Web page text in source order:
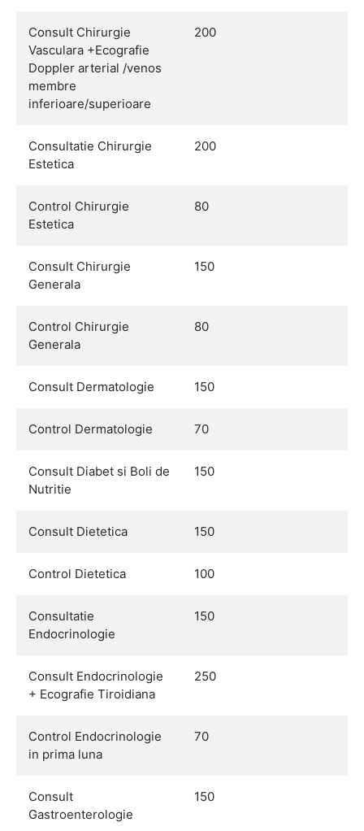
Consult Chirurgie
Vasculara +Ecografie
Doppler arterial /venos
membre
inferioare/superioare
200
Consultatie Chirurgie
Estetica
200
Control Chirurgie
Estetica
80
Consult Chirurgie
Generala
150
Control Chirurgie
Generala
80
Consult Dermatologie 150
Control Dermatologie 70
Consult Diabet si Boli de
Nutritie
150
Consult Dietetica 150
Control Dietetica 100
Consultatie
Endocrinologie
150
Consult Endocrinologie
+ Ecografie Tiroidiana
250
Control Endocrinologie
in prima luna
70
Consult
Gastroenterologie
150